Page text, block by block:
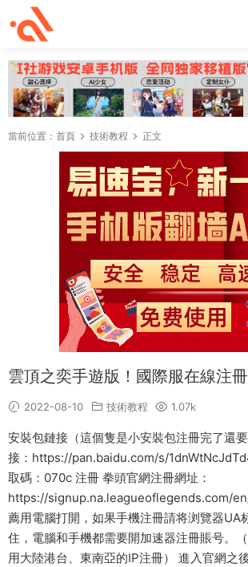
當前位置： 首頁 技術教程 正文
雲頂之奕手遊版！國際服在線注
2022-08-10 技術教程 1.07k
安裝包鏈接（這個隻是小安裝包注冊完了還
接：https://pan.baidu.com/s/
取碼：070c 注冊 拳頭官網注冊網址：
https://signup.na.leagueoflegends.com/
薦用電腦打開，如果手機注冊請将浏覽器UA
住，電腦和手機都需要開加速器注冊賬号。
用大陸港台、東南亞的IP注冊） 進入官網之